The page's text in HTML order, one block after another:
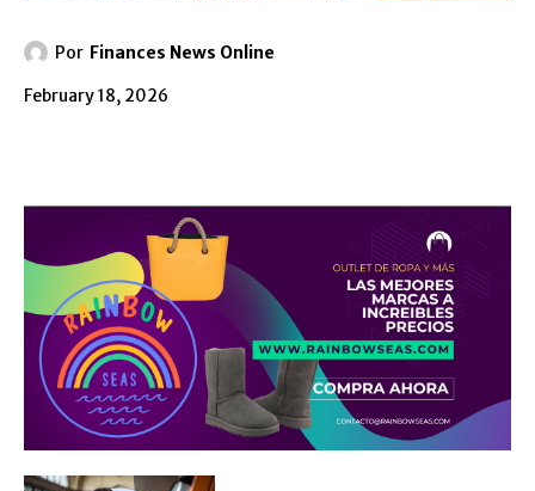
Por Finances News Online
February 18, 2026